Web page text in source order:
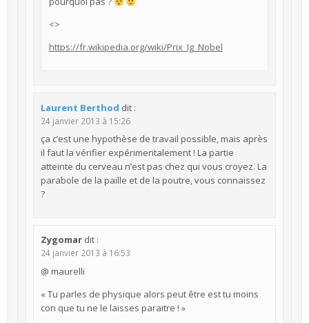
<>
https://fr.wikipedia.org/wiki/Prix_Ig_Nobel
Laurent Berthod dit :
24 janvier 2013 à 15:26
ça c’est une hypothèse de travail possible, mais après
il faut la vérifier expérimentalement ! La partie
atteinte du cerveau n’est pas chez qui vous croyez. La
parabole de la paille et de la poutre, vous connaissez
?
Zygomar dit :
24 janvier 2013 à 16:53
@ maurelli
« Tu parles de physique alors peut être est tu moins
con que tu ne le laisses paraitre ! »